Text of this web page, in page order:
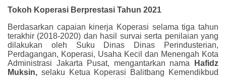
Tokoh Koperasi Berprestasi Tahun 2021
Berdasarkan capaian kinerja Koperasi selama tiga tahun
terakhir (2018-2020) dan hasil survai serta penilaian yang
dilakukan oleh Suku Dinas Dinas Perindusterian,
Perdagangan, Koperasi, Usaha Kecil dan Menengah Kota
Administrasi Jakarta Pusat, mengantarkan nama
Hafidz
Muksin, selaku Ketua Koperasi Balitbang Kemendikbud